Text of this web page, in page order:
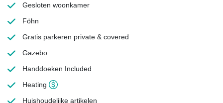
Gesloten woonkamer
Föhn
Gratis parkeren private & covered
Gazebo
Handdoeken Included
Heating
Huishoudelijke artikelen